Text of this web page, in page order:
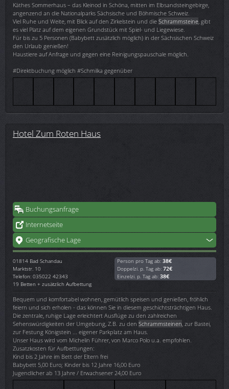
Käthes Sommerhaus – das Kleinod in Schöna, mitten im Elbsandsteingebirge,
angenzend an die Nationalparks Sächsische und Böhmische Schweiz.
Viel Ruhe und Weite, mit Blick auf den Zirkelstein und die Schrammsteine , gibt
es viel Platz auf dem eigenen Grundstück mit Spiel- und Liegewiese.
Für bis zu 5 Personen (Babybett zusätzlich möglich) in der Sächsischen Schweiz
den Urlaub genießen!
Haustiere auf Anfrage und gegen eine Reinigungspauschale möglich.
#Direktbuchung möglich #Schmilka gegenüber
Hotel Zum Roten Haus
Buchungsanfrage
Internetseite
Geografische Lage
01814 Bad Schandau
Marktstr. 10
Telefon: 035022 42343
19 Betten + zusätzlich Aufbettung
Person pro Tag ab: 38€
Doppelzi. p. Tag ab: 72€
Einzelzi. p. Tag ab: 38€
Bequem und komfortabel wohnen, gemütlich speisen und genießen, fröhlich
feiern und sich erholen - das können Sie in diesem geschichtsträchtigen Haus.
Die zentrale, ruhige Lage erleichtert Ausflüge zu den zahlreichen
Sehenswürdigkeiten der Umgebung, Z.B. zu den Schrammsteinen , zur Bastei,
zur Festung Königstein ... eigener Parkplatz am Haus.
Unser Haus wird vom Michelin Führer, von Marco Polo u.a. empfohlen.
Zusatzkosten für Aufbettungen:
Kind bis 2 Jahre im Bett der Eltern frei
Babybett 5,00 Euro; Kinder bis 12 Jahre 16,00 Euro
Jugendlicher ab 13 Jahre / Erwachsener 24,00 Euro